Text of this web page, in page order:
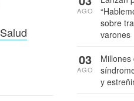
sobre
varones
AGO
Millones
y
03
AGO